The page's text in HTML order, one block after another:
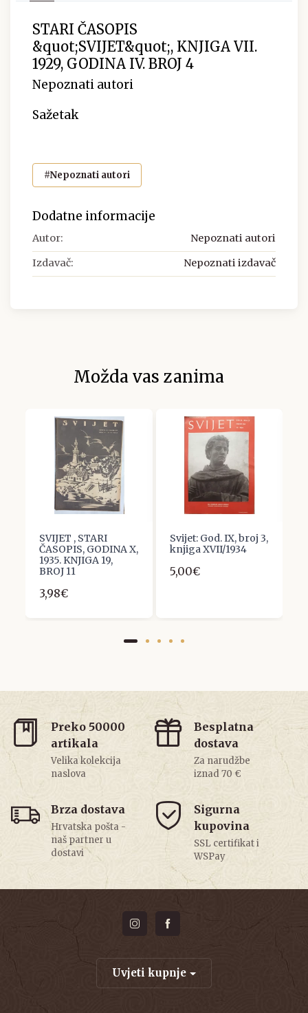
STARI ČASOPIS
&quot;SVIJET&quot;, KNJIGA VII.
1929, GODINA IV. BROJ 4
Nepoznati autori
Sažetak
#Nepoznati autori
Dodatne informacije
Autor: Nepoznati autori
Izdavač: Nepoznati izdavač
Možda vas zanima
SVIJET , STARI
ČASOPIS, GODINA X,
1935. KNJIGA 19,
BROJ 11
3,98€
Svijet: God. IX, broj 3,
knjiga XVII/1934
5,00€
Preko 50000
artikala
Velika kolekcija
naslova
Besplatna
dostava
Za narudžbe
iznad 70 €
Brza dostava
Hrvatska pošta -
naš partner u
dostavi
Sigurna
kupovina
SSL certifikat i
WSPay
Uvjeti kupnje